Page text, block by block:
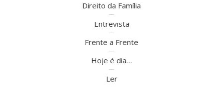
Direito da Família
Entrevista
Frente a Frente
Hoje é dia…
Ler